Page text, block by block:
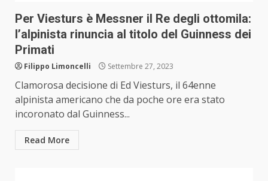
Per Viesturs è Messner il Re degli ottomila:
l’alpinista rinuncia al titolo del Guinness dei
Primati
Filippo Limoncelli Settembre 27, 2023
Clamorosa decisione di Ed Viesturs, il 64enne
alpinista americano che da poche ore era stato
incoronato dal Guinness...
Read More